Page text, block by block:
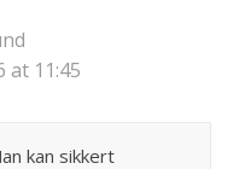
at 11:45
kan sikkert